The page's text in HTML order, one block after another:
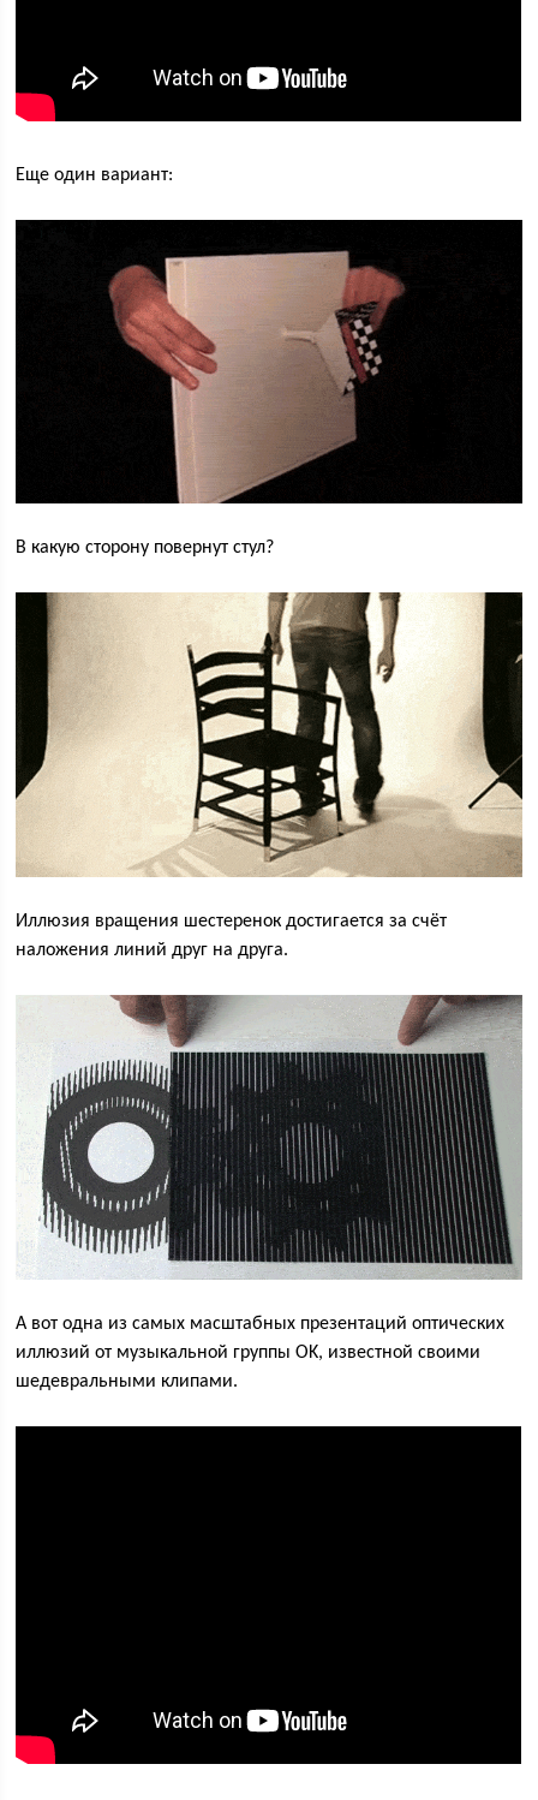
Еще один вариант:
В какую сторону повернут стул?
Иллюзия вращения шестеренок достигается за счёт
наложения линий друг на друга.
А вот одна из самых масштабных презентаций оптических
иллюзий от музыкальной группы OK, известной своими
шедевральными клипами.